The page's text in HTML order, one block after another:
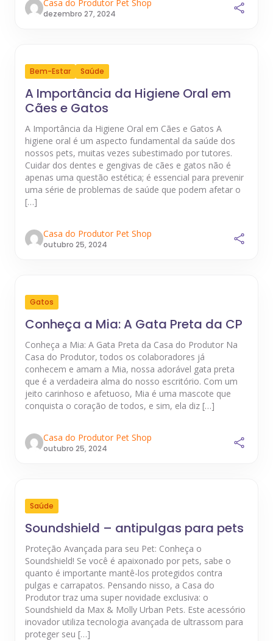
Casa do Produtor Pet Shop
dezembro 27, 2024
Bem-Estar Saúde
A Importância da Higiene Oral em
Cães e Gatos
A Importância da Higiene Oral em Cães e Gatos A
higiene oral é um aspecto fundamental da saúde dos
nossos pets, muitas vezes subestimado por tutores.
Cuidar dos dentes e gengivas de cães e gatos não é
apenas uma questão estética; é essencial para prevenir
uma série de problemas de saúde que podem afetar o
[…]
Casa do Produtor Pet Shop
outubro 25, 2024
Gatos
Conheça a Mia: A Gata Preta da CP
Conheça a Mia: A Gata Preta da Casa do Produtor Na
Casa do Produtor, todos os colaboradores já
conhecem e amam a Mia, nossa adorável gata preta
que é a verdadeira alma do nosso escritório. Com um
jeito carinhoso e afetuoso, Mia é uma mascote que
conquista o coração de todos, e sim, ela diz […]
Casa do Produtor Pet Shop
outubro 25, 2024
Saúde
Soundshield – antipulgas para pets
Proteção Avançada para seu Pet: Conheça o
Soundshield! Se você é apaixonado por pets, sabe o
quanto é importante mantê-los protegidos contra
pulgas e carrapatos. Pensando nisso, a Casa do
Produtor traz uma super novidade exclusiva: o
Soundshield da Max & Molly Urban Pets. Este acessório
inovador utiliza tecnologia avançada de ultrassom para
proteger seu […]